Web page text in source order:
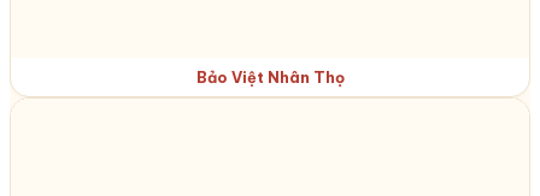
Bảo Việt Nhân Thọ